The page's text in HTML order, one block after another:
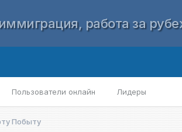
работа за
Пользователи онлайн Лидеры
Побыту